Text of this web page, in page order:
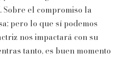
Sobre el compromiso la
pero lo que sí podemos
nos impactará con su
tanto, es buen momento